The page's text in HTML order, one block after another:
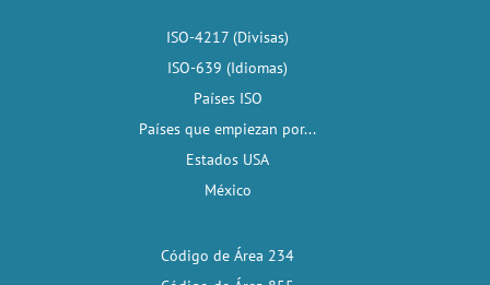
ISO-4217 (Divisas)
ISO-639 (Idiomas)
Países ISO
Países que empiezan por...
Estados USA
México
Código de Área 234